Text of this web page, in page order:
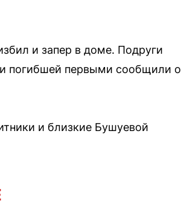
и запер в доме. Подруги
погибшей первыми сообщили о
и близкие Бушуевой